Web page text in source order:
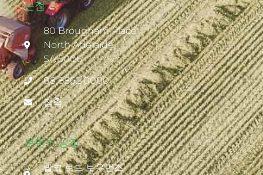
본점
80 Brougham Place
North Adelaide
SA 5006
08 8862 0000
접촉
보먼스 공장
발코 로드 보우먼스